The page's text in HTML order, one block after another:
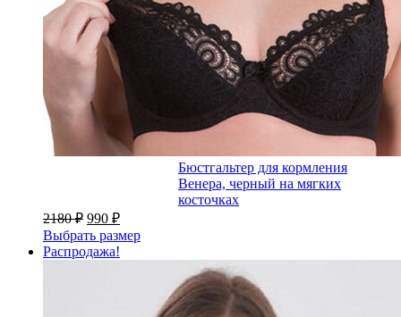
Бюстгальтер для кормления
Венера, черный на мягких
косточках
2180₽ 990 ₽
Выбрать размер
Распродажа!